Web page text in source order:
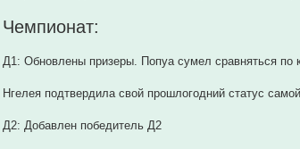
Чемпионат:
Д1: Обновлены призеры. Попуа сумел сравняться по
Нгелея подтвердила свой прошлогодний статус
Д2: Добавлен победитель Д2